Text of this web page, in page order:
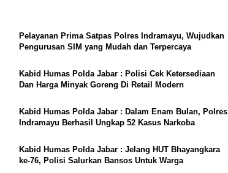
Pelayanan Prima Satpas Polres Indramayu, Wujudkan
Pengurusan SIM yang Mudah dan Terpercaya
Kabid Humas Polda Jabar : Polisi Cek Ketersediaan
Dan Harga Minyak Goreng Di Retail Modern
Kabid Humas Polda Jabar : Dalam Enam Bulan, Polres
Indramayu Berhasil Ungkap 52 Kasus Narkoba
Kabid Humas Polda Jabar : Jelang HUT Bhayangkara
ke-76, Polisi Salurkan Bansos Untuk Warga